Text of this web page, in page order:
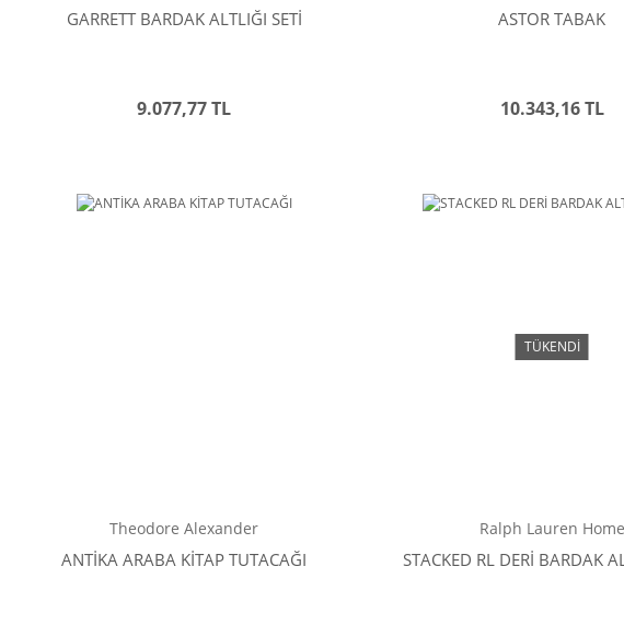
GARRETT BARDAK ALTLIĞI SETİ
9.077,77 TL
ASTOR TABAK
10.343,16 TL
Theodore Alexander
ANTİKA ARABA KİTAP TUTACAĞI
TÜKENDİ
Ralph Lauren Home
STACKED RL DERİ BARDAK